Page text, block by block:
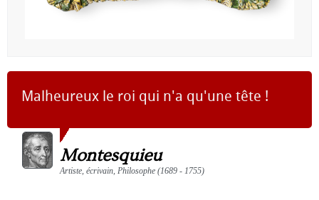
Malheureux le roi qui n'a qu'une tête !
Montesquieu
Artiste, écrivain, Philosophe (1689 - 1755)